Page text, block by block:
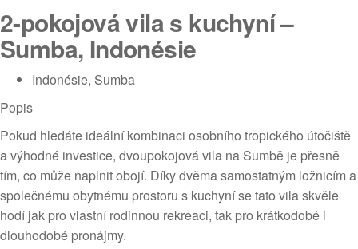
2-pokojová vila s kuchyní –
Sumba, Indonésie
Indonésie, Sumba
Popis
Pokud hledáte ideální kombinaci osobního tropického útočiště
a výhodné investice, dvoupokojová vila na Sumbě je přesně
tím, co může naplnit obojí. Díky dvěma samostatným ložnicím a
společnému obytnému prostoru s kuchyní se tato vila skvěle
hodí jak pro vlastní rodinnou rekreaci, tak pro krátkodobé i
dlouhodobé pronájmy.